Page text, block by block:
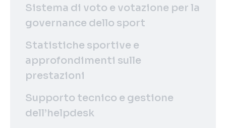
Sistema di voto e votazione per la
governance dello sport
Statistiche sportive e
approfondimenti sulle
prestazioni
Supporto tecnico e gestione
dell’helpdesk